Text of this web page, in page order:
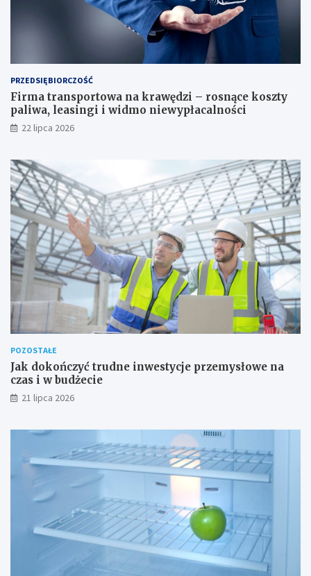
PRZEDSIĘBIORCZOŚĆ
Firma transportowa na krawędzi – rosnące koszty
paliwa, leasingi i widmo niewypłacalności
22 lipca 2026
POZOSTAŁE
Jak dokończyć trudne inwestycje przemysłowe na
czas i w budżecie
21 lipca 2026